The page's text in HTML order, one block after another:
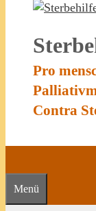
Pro
Contra
Menü